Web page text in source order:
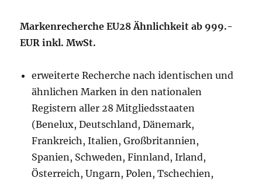
Markenrecherche EU28 Ähnlichkeit ab 999.-
EUR inkl. MwSt.
erweiterte Recherche nach identischen und
ähnlichen Marken in den nationalen
Registern aller 28 Mitgliedsstaaten
(Benelux, Deutschland, Dänemark,
Frankreich, Italien, Großbritannien,
Spanien, Schweden, Finnland, Irland,
Österreich, Ungarn, Polen, Tschechien,